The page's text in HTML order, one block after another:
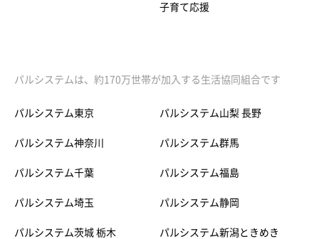
子育て応援
パルシステムは、約170万世帯が加入する生活協同組合です
パルシステム東京
パルシステム神奈川
パルシステム千葉
パルシステム埼玉
パルシステム茨城 栃木
パルシステム山梨 長野
パルシステム群馬
パルシステム福島
パルシステム静岡
パルシステム新潟ときめき